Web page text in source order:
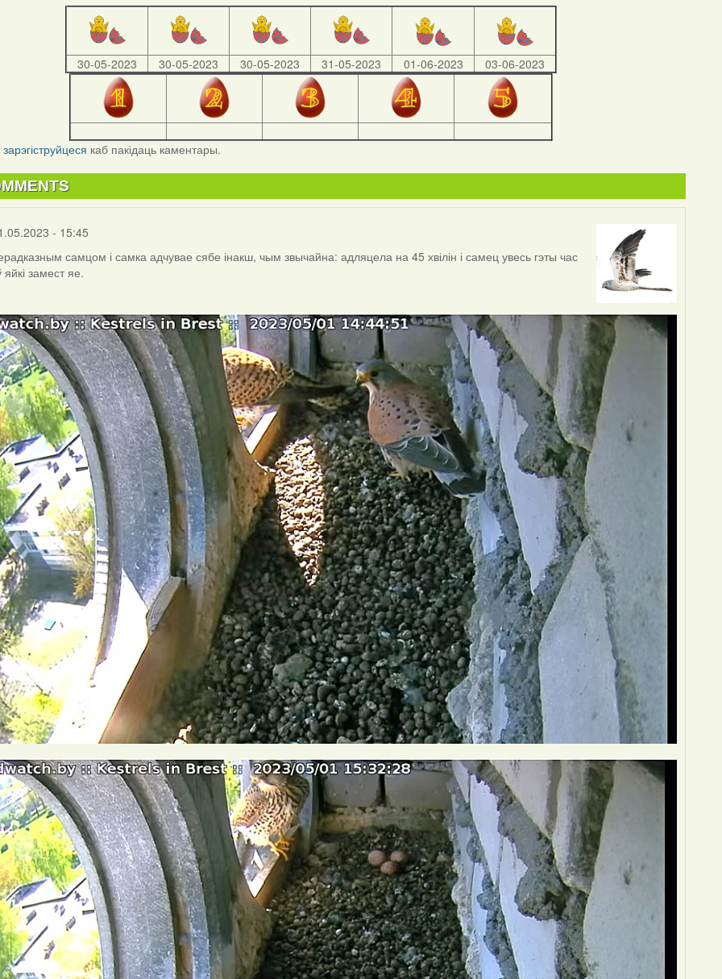
30-05-2023 30-05-2023 30-05-2023 31-05-2023 01-06-2023 03-06-2023
зарэгіструйцеся каб пакідаць каментары.
- 15:45
самцом і самка адчувае сябе інакш, чым звычайна: адляцела на 45 хвілін і самец увесь гэты час
замест яе.